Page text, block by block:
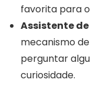
favorita para
Assistente de
mecanismo
perguntar
curiosidade.